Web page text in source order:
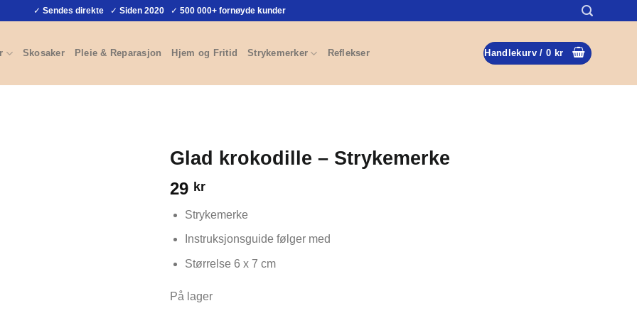
✓ Sendes direkte✓ Siden 2020✓ 500 000+ fornøyde kunder
Skosaker Pleie & Reparasjon Hjem og Fritid Strykemerker Reflekser Handlekurv /0 kr
Glad krokodille – Strykemerke
29 kr
Strykemerke
Instruksjonsguide følger med
Størrelse 6 x 7 cm
På lager